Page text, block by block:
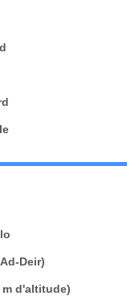
Deir)
m d'altitude)